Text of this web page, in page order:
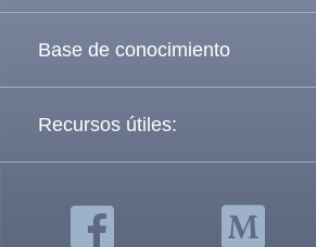
Base de conocimiento
Recursos útiles: